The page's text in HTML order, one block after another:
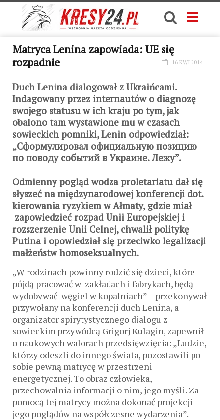
Matryca Lenina zapowiada: UE się
rozpadnie
16 KWI 2014
Duch Lenina dialogował z Ukraińcami.
Indagowany przez internautów o diagnozę
swojego statusu w ich kraju po tym, jak
obalono tam wystawione mu w czasach
sowieckich pomniki, Lenin odpowiedział:
„Сформулировал официальную позицию
по поводу событий в Украине. Лежу”.
Odmienny pogląd wodza proletariatu dał się
słyszeć na międzynarodowej konferencji dot.
kierowania ryzykiem w Ałmaty, gdzie miał
zapowiedzieć rozpad Unii Europejskiej i
rozszerzenie Unii Celnej, chwalił politykę
Putina i opowiedział się przeciwko legalizacji
małżeństw homoseksualnych.
„W rodzinach powinny rodzić się dzieci, które
pójdą pracować w zakładach i fabrykach, będą
wydobywać węgiel w kopalniach” – przekonywał
przywołany na konferencji duch Lenina, a
organizator spirytystycznego dialogu z
sowieckim przywódcą Grigorj Kulagin, zapewnił
o naukowych walorach przedsięwzięcia: „Ludzie,
którzy odeszli do innego świata, pozostawili po
sobie pewną matrycę w przestrzeni
energetycznej. To obraz człowieka,
przechowalnia informacji o nim, jego myśli. Za
pomocą tej matrycy można dokonać projekcji
jego poglądów na współczesne wydarzenia”.